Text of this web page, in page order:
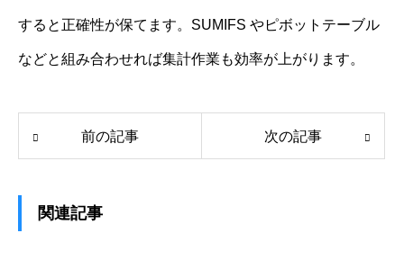
すると正確性が保てます。SUMIFS やピボットテーブル
などと組み合わせれば集計作業も効率が上がります。
前の記事 次の記事
関連記事